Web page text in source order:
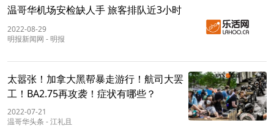
温哥华机场安检缺人手 旅客排队近3小时
2022-08-29
明报新闻网 -明报
太嚣张！加拿大黑帮暴走游行！航司大罢
工！BA2.75再攻袭！症状有哪些？
2022-07-21
温哥华头条 -江礼且